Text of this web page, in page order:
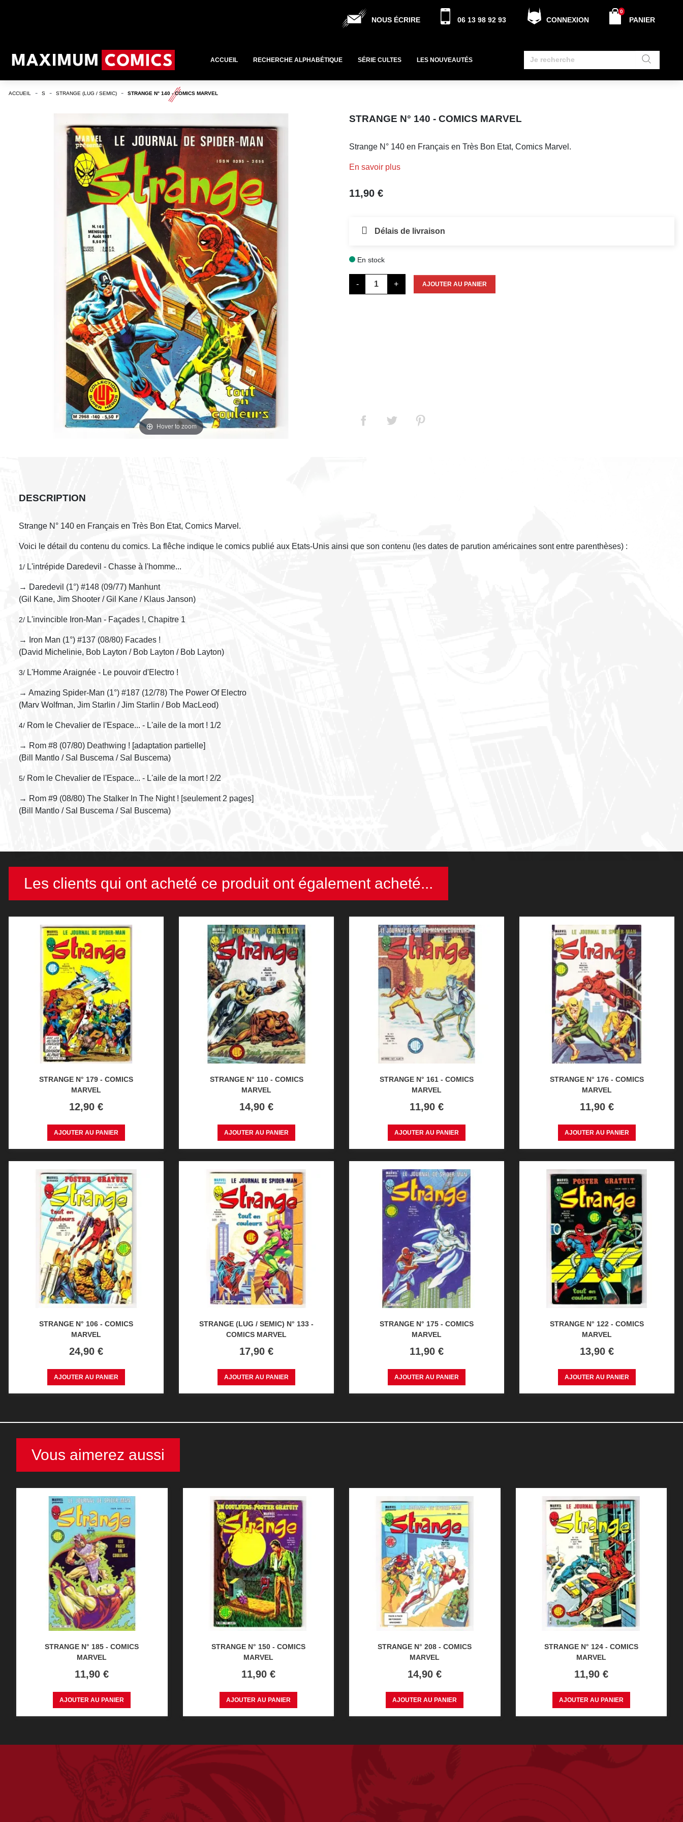
NOUS ÉCRIRE 06 13 98 92 93 CONNEXION PANIER
0
ACCUEIL RECHERCHE ALPHABÉTIQUE SÉRIE CULTES LES NOUVEAUTÉS
ACCUEIL S STRANGE (LUG / SEMIC) STRANGE N° 140 - COMICS MARVEL
Hover to zoom
STRANGE N° 140 - COMICS MARVEL
Strange N° 140 en Français en Très Bon Etat, Comics Marvel.
En savoir plus
11,90 €
Délais de livraison
En stock
- + AJOUTER AU PANIER
DESCRIPTION
Strange N° 140 en Français en Très Bon Etat, Comics Marvel.
Voici le détail du contenu du comics. La flêche indique le comics publié aux Etats-Unis ainsi que son contenu (les dates de parution américaines sont entre parenthèses) :
1/ L'intrépide Daredevil - Chasse à l'homme...
→ Daredevil (1°) #148 (09/77) Manhunt
(Gil Kane, Jim Shooter / Gil Kane / Klaus Janson)
2/ L'invincible Iron-Man - Façades !, Chapitre 1
→ Iron Man (1°) #137 (08/80) Facades !
(David Michelinie, Bob Layton / Bob Layton / Bob Layton)
3/ L'Homme Araignée - Le pouvoir d'Electro !
→ Amazing Spider-Man (1°) #187 (12/78) The Power Of Electro
(Marv Wolfman, Jim Starlin / Jim Starlin / Bob MacLeod)
4/ Rom le Chevalier de l'Espace... - L'aile de la mort ! 1/2
→ Rom #8 (07/80) Deathwing ! [adaptation partielle]
(Bill Mantlo / Sal Buscema / Sal Buscema)
5/ Rom le Chevalier de l'Espace... - L'aile de la mort ! 2/2
→ Rom #9 (08/80) The Stalker In The Night ! [seulement 2 pages]
(Bill Mantlo / Sal Buscema / Sal Buscema)
Les clients qui ont acheté ce produit ont également acheté...
STRANGE N° 179 - COMICS
MARVEL
Prix
12,90 €
AJOUTER AU PANIER
STRANGE N° 110 - COMICS
MARVEL
Prix
14,90 €
AJOUTER AU PANIER
STRANGE N° 161 - COMICS
MARVEL
Prix
11,90 €
AJOUTER AU PANIER
STRANGE N° 176 - COMICS
MARVEL
Prix
11,90 €
AJOUTER AU PANIER
STRANGE N° 106 - COMICS
MARVEL
Prix
24,90 €
AJOUTER AU PANIER
STRANGE (LUG / SEMIC) N° 133 -
COMICS MARVEL
Prix
17,90 €
AJOUTER AU PANIER
STRANGE N° 175 - COMICS
MARVEL
Prix
11,90 €
AJOUTER AU PANIER
STRANGE N° 122 - COMICS
MARVEL
Prix
13,90 €
AJOUTER AU PANIER
Vous aimerez aussi
STRANGE N° 185 - COMICS
MARVEL
Prix
11,90 €
AJOUTER AU PANIER
STRANGE N° 150 - COMICS
MARVEL
Prix
11,90 €
AJOUTER AU PANIER
STRANGE N° 208 - COMICS
MARVEL
Prix
14,90 €
AJOUTER AU PANIER
STRANGE N° 124 - COMICS
MARVEL
Prix
11,90 €
AJOUTER AU PANIER